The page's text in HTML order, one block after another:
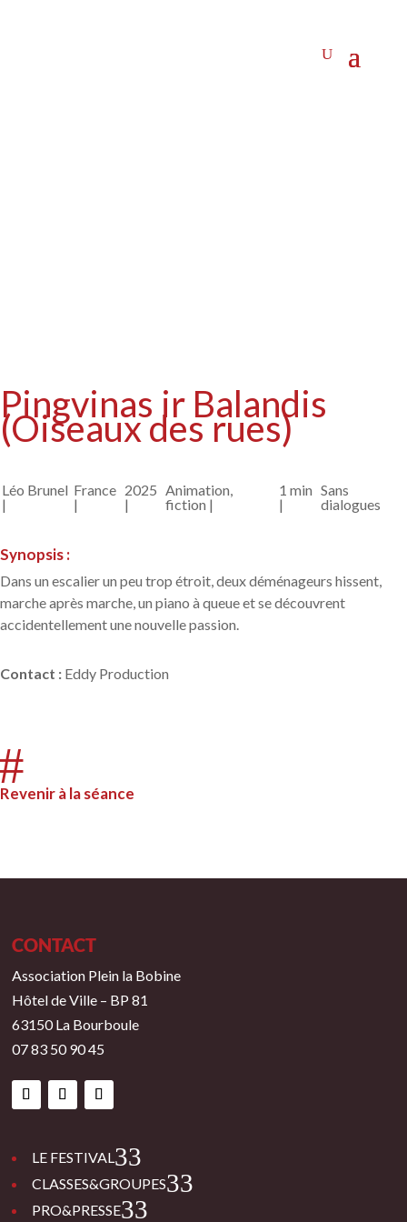
Pingvinas ir Balandis
(Oiseaux des rues)
Léo Brunel
|
France
|
2025
|
Animation,
fiction |
1 min
|
Sans
dialogues
Synopsis :
Dans un escalier un peu trop étroit, deux déménageurs hissent,
marche après marche, un piano à queue et se découvrent
accidentellement une nouvelle passion.
Contact : Eddy Production
Revenir à la séance
CONTACT
Association Plein la Bobine
Hôtel de Ville – BP 81
63150 La Bourboule
07 83 50 90 45
LE FESTIVAL 3
CLASSES&GROUPES 3
PRO&PRESSE 3